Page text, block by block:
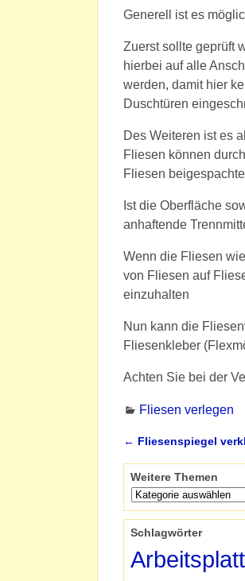
Generell ist es
Zuerst sollte geprüft
hierbei auf alle
werden, damit hier
Duschtüren
Des Weiteren ist es
Fliesen können
Fliesen
Ist die Oberfläche
anhaftende
Wenn die Fliesen
von Fliesen auf
einzuhalten
Nun kann die
Fliesenkleber
Achten Sie bei der
Fliesen verlegen
← Fliesenspiegel
Weitere Themen
Schlagwörter